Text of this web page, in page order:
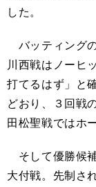
した。
バッティング
川西戦はノーヒ
打てるはず」と
どおり、３回戦
田松聖戦ではホ
そして優勝候
大付戦。先制さ